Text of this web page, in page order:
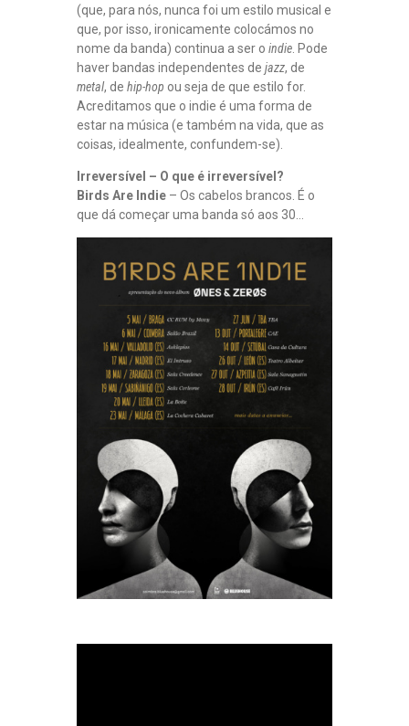
(que, para nós, nunca foi um estilo musical e
que, por isso, ironicamente colocámos no
nome da banda) continua a ser o indie . Pode
haver bandas independentes de jazz, de
metal, de hip-hop ou seja de que estilo for.
Acreditamos que o indie é uma forma de
estar na música (e também na vida, que as
coisas, idealmente, confundem-se).
Irreversível – O que é irreversível?
Birds Are Indie – Os cabelos brancos. É o
que dá começar uma banda só aos 30…